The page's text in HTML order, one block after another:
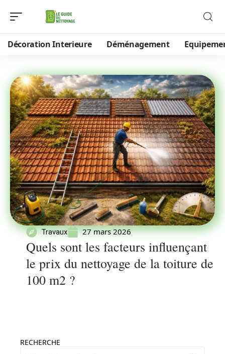
Décoration Interieure Déménagement
Travaux 27 mars 2026
Quels sont les facteurs influençant
le prix du nettoyage de la toiture de
100 m2 ?
RECHERCHE